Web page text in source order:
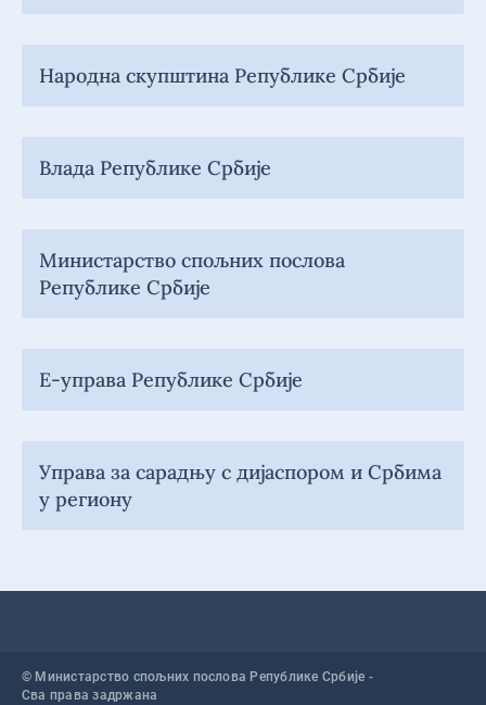
Народна скупштина Републике Србије
Влада Републике Србије
Министарство спољних послова
Републике Србије
Е-управа Републике Србије
Управа за сарадњу с дијаспором и Србима
у региону
© Министарство спољних послова Републике Србије -
Сва права задржана